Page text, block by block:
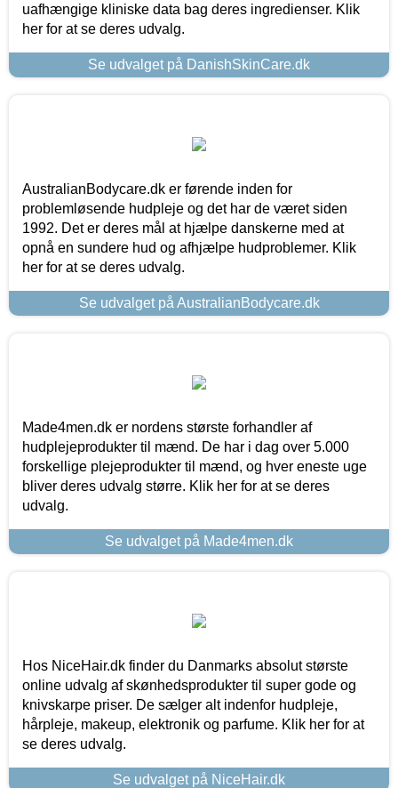
uafhængige kliniske data bag deres ingredienser. Klik
her for at se deres udvalg.
Se udvalget på DanishSkinCare.dk
AustralianBodycare.dk er førende inden for
problemløsende hudpleje og det har de været siden
1992. Det er deres mål at hjælpe danskerne med at
opnå en sundere hud og afhjælpe hudproblemer. Klik
her for at se deres udvalg.
Se udvalget på AustralianBodycare.dk
Made4men.dk er nordens største forhandler af
hudplejeprodukter til mænd. De har i dag over 5.000
forskellige plejeprodukter til mænd, og hver eneste uge
bliver deres udvalg større. Klik her for at se deres
udvalg.
Se udvalget på Made4men.dk
Hos NiceHair.dk finder du Danmarks absolut største
online udvalg af skønhedsprodukter til super gode og
knivskarpe priser. De sælger alt indenfor hudpleje,
hårpleje, makeup, elektronik og parfume. Klik her for at
se deres udvalg.
Se udvalget på NiceHair.dk